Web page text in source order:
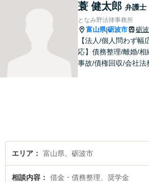
交渉などの代理人活動
ます。顧問契約先の法
談、個人の方の法律
も。
蓑 健太郎 弁護士
となみ野法律事務所
富山県|砺波市 砺
【法人/個人問わず幅
応】債務整理/離婚/相
事故/債権回収/会社法
エリア 富山県、砺波市
相談内容 借金・債務整理、奨学金